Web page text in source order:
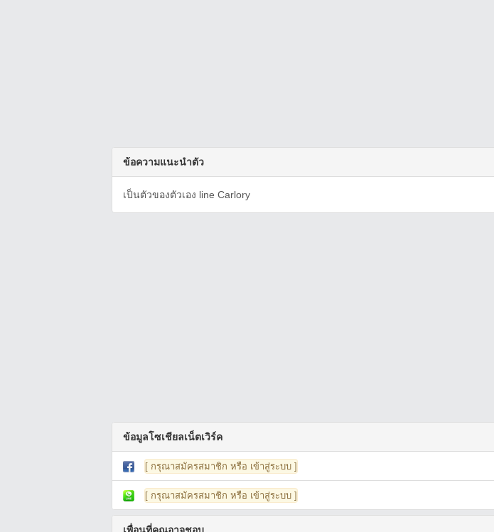
ข้อความแนะนำตัว
เป็นตัวของตัวเอง line Carlory
ข้อมูลโซเชียลเน็ตเวิร์ค
[ กรุณาสมัครสมาชิก หรือ เข้าสู่ระบบ ]
[ กรุณาสมัครสมาชิก หรือ เข้าสู่ระบบ ]